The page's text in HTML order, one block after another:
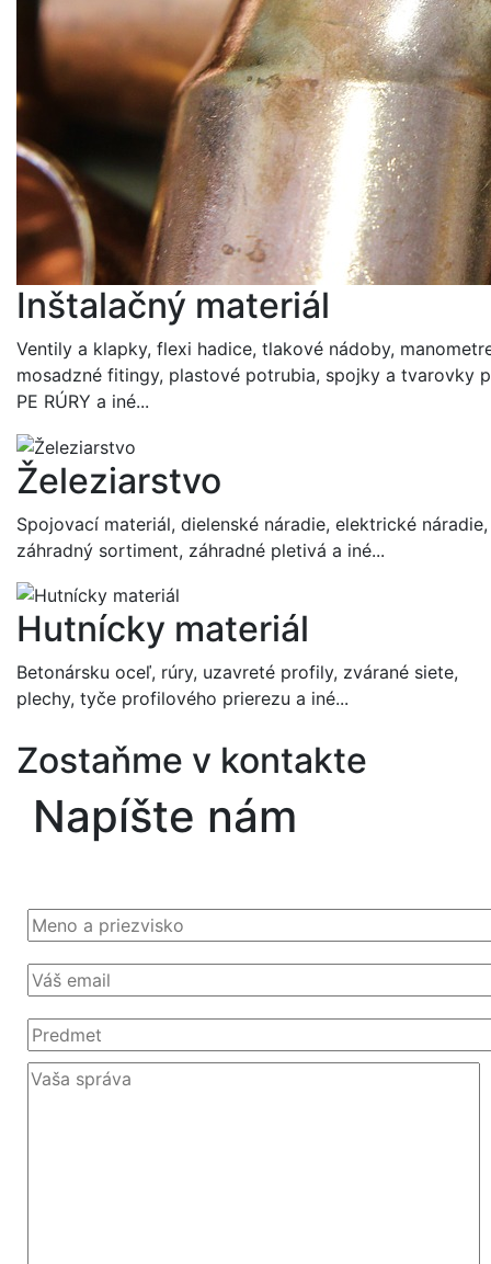
Inštalačný materiál
Ventily a klapky, flexi hadice, tlakové nádoby,
mosadzné fitingy, plastové potrubia, spojky a tvarovky
PE RÚRY a iné...
Železiarstvo
Spojovací materiál, dielenské náradie, elektrické náradie,
záhradný sortiment, záhradné pletivá a iné...
Hutnícky materiál
Betonársku oceľ, rúry, uzavreté profily, zvárané siete,
plechy, tyče profilového prierezu a iné...
Zostaňme v kontakte
Napíšte nám